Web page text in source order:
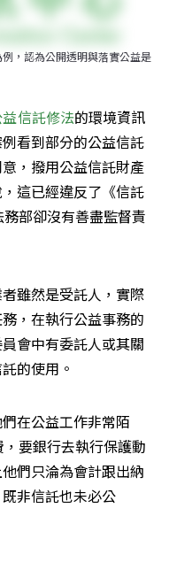
，認為公開透明與落實公益是
信託修法的環境資訊
看到部分的公益信託
，撥用公益信託財產
這已經違反了《信託
部卻沒有善盡監督責
雖然是受託人，實際
，在執行公益事務的
會中有委託人或其關
的使用。
在公益工作非常陌
要銀行去執行保護動
們只淪為會計跟出納
非信託也未必公